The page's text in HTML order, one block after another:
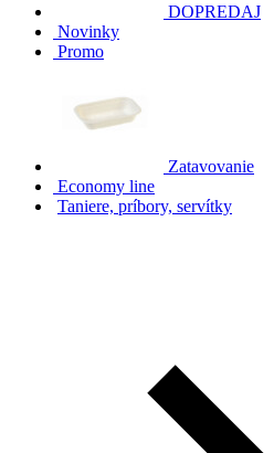
DOPREDAJ
Novinky
Promo
Zatavovanie
Economy line
Taniere, príbory, servítky